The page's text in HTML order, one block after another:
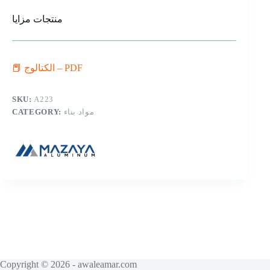
منتجات مزايا
📕 الكتالوج – PDF
SKU:A223
CATEGORY: مواد بناء
Copyright © 2026 - awaleamar.com